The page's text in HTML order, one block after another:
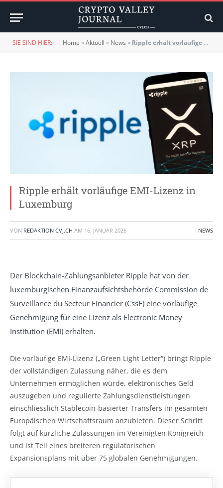
SIE SIND HIER: Home »Aktuell » News » Ripple erhält vorläufige EMI-Lizenz in Luxemburg
Ripple erhält vorläufige EMI-Lizenz in
Luxemburg
VON REDAKTION CVJ.CH AM 16. JANUAR 2026 NEWS
Der Blockchain-Zahlungsanbieter Ripple hat von der
luxemburgischen Finanzaufsichtsbehörde Commission de
Surveillance du Secteur Financier (CssF) eine vorläufige
Genehmigung für eine Lizenz als Electronic Money
Institution (EMI) erhalten.
Die vorläufige EMI-Lizenz („Green Light Letter“) bringt Ripple
der vollständigen Zulassung näher, die es dem
Unternehmen ermöglichen würde, elektronisches Geld
auszugeben und regulierte Zahlungsdienstleistungen
einschliesslich Stablecoin-basierter Transfers im gesamten
Europäischen Wirtschaftsraum anzubieten. Dieser Schritt
folgt auf kürzliche Zulassungen im Vereinigten Königreich
und ist Teil eines breiteren regulatorischen
Expansionsplans mit über 75 globalen Genehmigungen.